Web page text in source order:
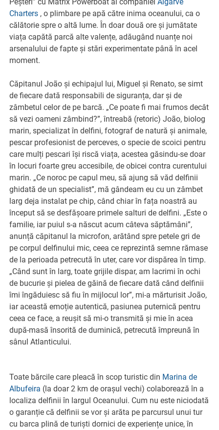
Charters , o plimbare pe apă către inima oceanului, ca o
călătorie spre o altă lume. În doar două ore și jumătate
viața capătă parcă alte valențe, adăugând nuanțe noi
arsenalului de fapte și stări experimentate până în acel
moment.
Căpitanul João și echipajul lui, Miguel și Renato, se simt
de fiecare dată responsabili de siguranța, dar și de
zâmbetul celor de pe barcă. „Ce poate fi mai frumos decât
să vezi oameni zâmbind?”, întreabă (retoric) João, biolog
marin, specializat în delfini, fotograf de natură și animale,
pescar profesionist de perceves, o specie de scoici pentru
care mulți pescari își riscă viața, acestea găsindu-se doar
în locuri foarte greu accesibile, de obicei contra curentului
marin. „Ce noroc pe capul meu, să ajung să văd delfinii
ghidată de un specialist”, mă gândeam eu cu un zâmbet
larg deja instalat pe chip, când chiar în fața noastră au
început să se desfășoare primele salturi de delfini. „Este o
familie, iar puiul s-a născut acum câteva săptămâni”,
anunță căpitanul la microfon, arătând spre petele gri de
pe corpul delfinului mic, ceea ce reprezintă semne rămase
de la perioada petrecută în uter, care vor dispărea în timp.
„Când sunt în larg, toate grijile dispar, am lacrimi în ochi
de bucurie și pielea de găină de fiecare dată când delfinii
îmi îngăduiesc să fiu în mijlocul lor”, mi-a mărturisit João,
iar această emoție autentică, pasiunea puternică pentru
ceea ce face, a reușit să mi-o transmită și mie în acea
după-masă însorită de duminică, petrecută împreună în
sânul Atlanticului.
Toate bărcile care pleacă în scop turistic din Marina de
Albufeira (la doar 2 km de orașul vechi) colaborează în a
localiza delfinii în largul Oceanului. Cum nu este niciodată
o garanție că delfinii se vor și arăta pe parcursul unui tur
cu barca plină de turiști dornici de experiențe unice, în